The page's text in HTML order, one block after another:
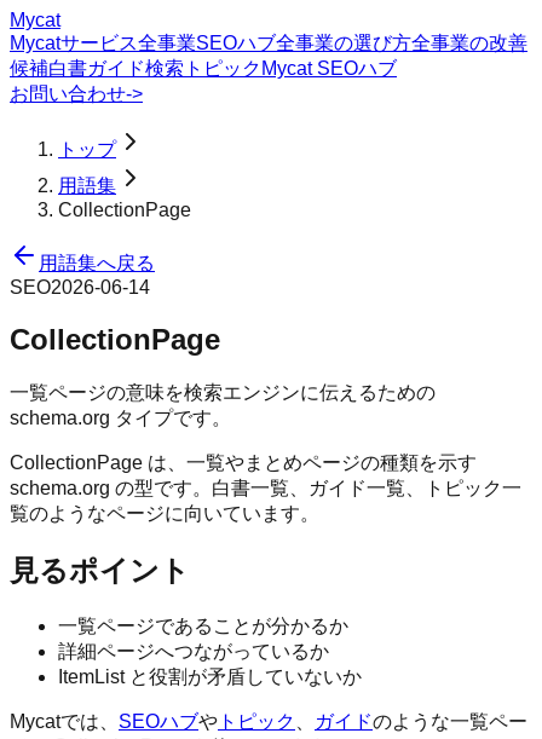
Mycat
Mycatサービス全事業SEOハブ全事業の選び方全事業の改善
候補白書ガイド検索トピック Mycat SEOハブ
お問い合わせ->
トップ
用語集
CollectionPage
用語集へ戻る
SEO2026-06-14
CollectionPage
一覧ページの意味を検索エンジンに伝えるための
schema.org タイプです。
CollectionPage は、一覧やまとめページの種類を示す
schema.org の型です。白書一覧、ガイド一覧、トピック一
覧のようなページに向いています。
見るポイント
一覧ページであることが分かるか
詳細ページへつながっているか
ItemList と役割が矛盾していないか
Mycatでは、 SEOハブや トピック ガイドのような一覧ペー